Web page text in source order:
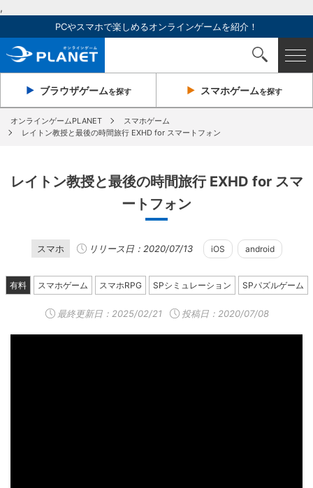
,
PCやスマホで楽しめるオンラインゲームを紹介！
ブラウザゲームを探す スマホゲームを探す
オンラインゲームPLANET
スマホゲーム
レイトン教授と最後の時間旅行 EXHD for スマートフォン
レイトン教授と最後の時間旅行 EXHD for スマ
ートフォン
スマホ リリース日：2020/07/13 iOS android
有料 スマホゲーム スマホRPG SPシミュレーション SPパズルゲーム
最終更新日： 2025/02/21 投稿日：2020/07/08